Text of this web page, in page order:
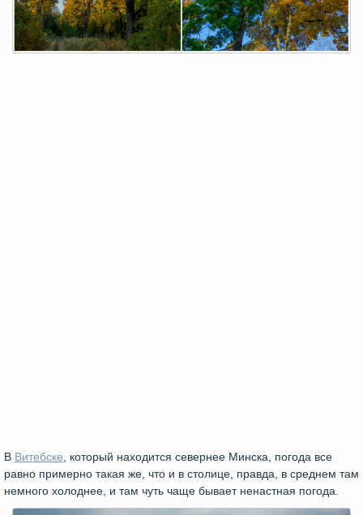
В Витебске, который находится севернее Минска, погода все
равно примерно такая же, что и в столице, правда, в среднем там
немного холоднее, и там чуть чаще бывает ненастная погода.